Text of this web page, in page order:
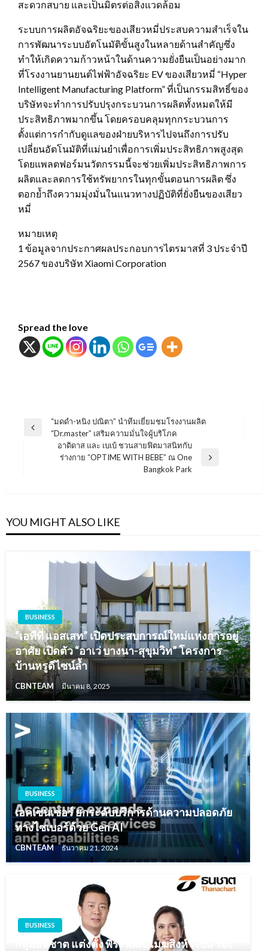
สะดวกสบาย และเป็นมิตรต่อสิ่งแวดล้อม
ระบบการผลิตอัจฉริยะของเสียวหมี่ประสบความสำเร็จใน
การพัฒนาระบบอัตโนมัติขั้นสูงในหลายด้านสำคัญซึ่ง
ทำให้เกิดความก้าวหน้าในด้านความยั่งยืนเป็นอย่างมาก
ที่โรงงานยานยนต์ไฟฟ้าอัจฉริยะ EV ของเสียวหมี่ “Hyper
Intelligent Manufacturing Platform” ที่เป็นกรรมสิทธิ์ของ
บริษัทจะทำการปรับปรุงกระบวนการผลิตทั้งหมดให้มี
ประสิทธิภาพมากขึ้น โดยครอบคลุมทุกกระบวนการ
ตั้งแต่การกำกับดูแลของฝ่ายบริหารไปจนถึงการปรับ
เปลี่ยนอัตโนมัติที่แม่นยำเพื่อการเพิ่มประสิทธิภาพสูงสุด
โดยแพลตฟอร์มนวัตกรรมนี้จะช่วยเพิ่มประสิทธิภาพการ
ผลิตและลดการใช้ทรัพยากรในทุกขั้นตอนการผลิต ซึ่ง
ตอกย้ำถึงความมุ่งมั่นในแนวทางปฏิบัติที่ยั่งยืนของเสียว
หมี่
หมายเหตุ
1 ข้อมูลจากประกาศผลประกอบการไตรมาสที่ 3 ประจำปี
2567 ของบริษัท Xiaomi Corporation
Spread the love
แนะแนว
Previous
“มดดำ-หนิง ปณิตา” นำทีมเยี่ยมชมโรงงานผลิต
“Dr.master” เสริมความมั่นใจผู้บริโภค
อาดิดาส และ เบเบ้ ชวนสายฟิตมาสนิทกับ
ร่างกาย “OPTIME WITH BEBE” ณ One
Bangkok Park
YOU MIGHT ALSO LIKE
BUSINESS
“เอทีที แอสเสท” เปิดประสบการณ์ใหม่แห่งการอยู่
อาศัย เปิดตัว “อาเว่ บางนา-สุขุมวิท” โครงการ
บ้านหรูดีไซน์ล้ำ
CBNTEAM มีนาคม 8, 2025
BUSINESS
เอคเซนเชอร์ ยกระดับบริการด้านความปลอดภัย
ทางไซเบอร์ด้วย Gen AI
CBNTEAM ธันวาคม 21, 2024
BUSINESS
กลุ่มธนชาต แต่งตั้ง พีระพัฒน์ เมฆสิงห์วี เป็น รอง